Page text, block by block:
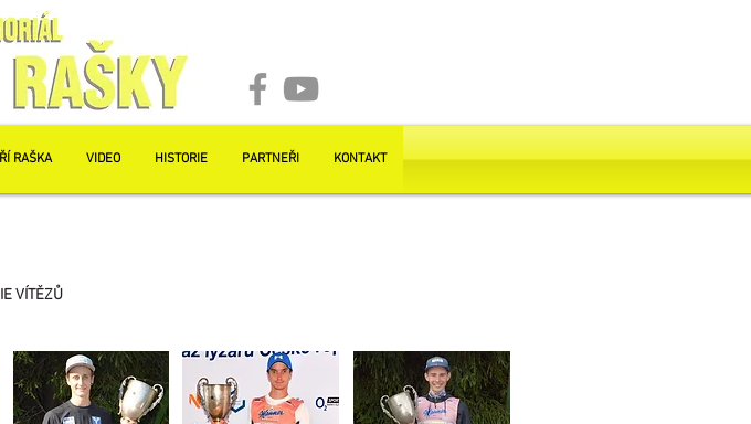
RAŠKA VIDEO HISTORIE PARTNEŘI KONTAKT
VÍTĚZŮ